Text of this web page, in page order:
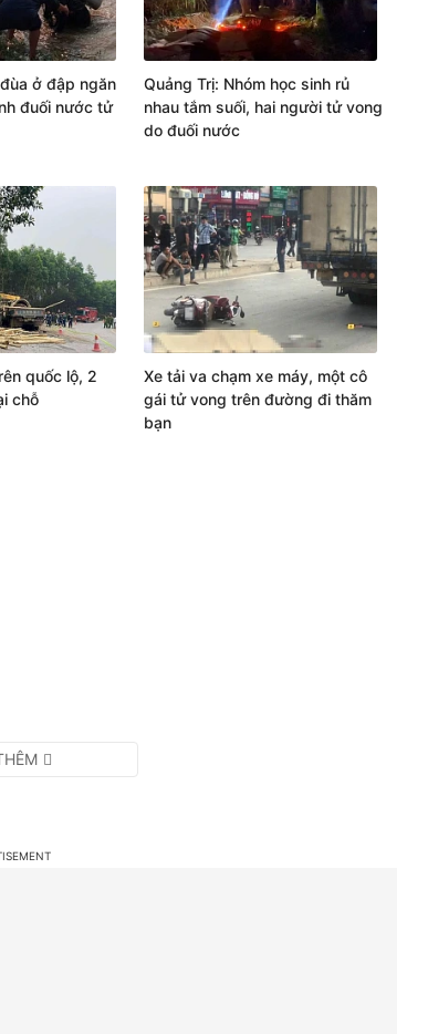
ở đập ngăn
đuối nước tử
Quảng Trị: Nhóm học sinh rủ
nhau tắm suối, hai người tử vong
do đuối nước
quốc lộ, 2
chỗ
Xe tải va chạm xe máy, một cô
gái tử vong trên đường đi thăm
bạn